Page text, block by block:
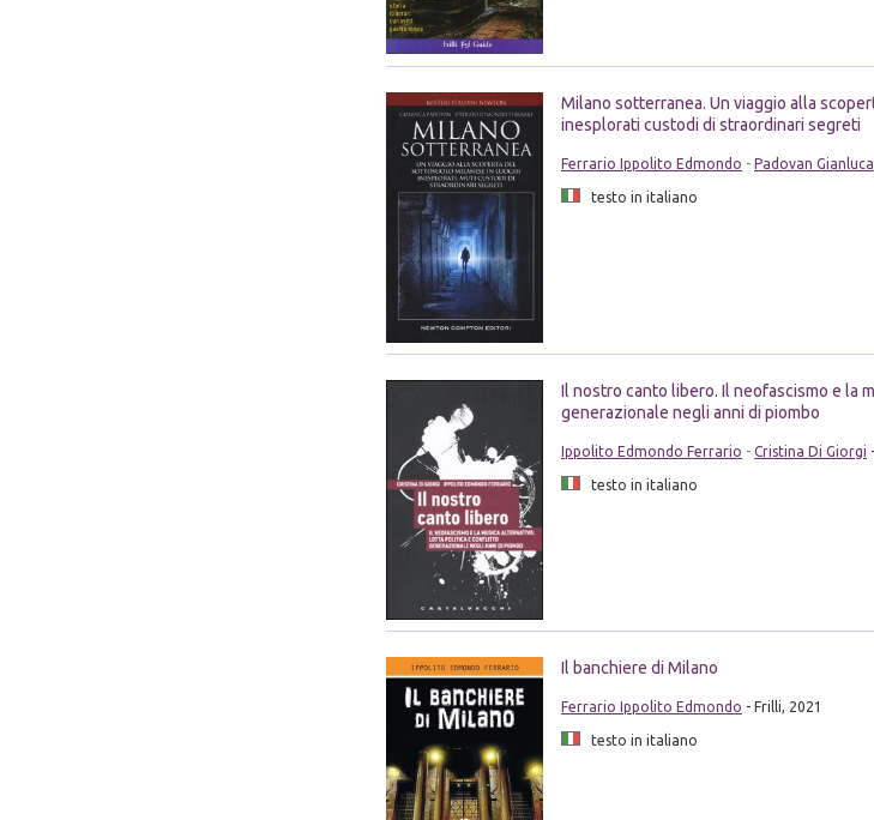
Milano sotterranea. Un viaggio alla
inesplorati custodi di straordinari segreti
Ferrario Ippolito Edmondo - Padovan Gianluca
testo in italiano
Il nostro canto libero. Il neofascismo e la
generazionale negli anni di piombo
Ippolito Edmondo Ferrario - Cristina Di Giorgi
testo in italiano
Il banchiere di Milano
Ferrario Ippolito Edmondo - Frilli, 2021
testo in italiano